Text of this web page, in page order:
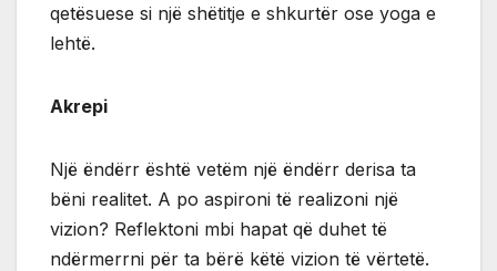
qetësuese si një shëtitje e shkurtër ose yoga e
lehtë.
Akrepi
Një ëndërr është vetëm një ëndërr derisa ta
bëni realitet. A po aspironi të realizoni një
vizion? Reflektoni mbi hapat që duhet të
ndërmerrni për ta bërë këtë vizion të vërtetë.